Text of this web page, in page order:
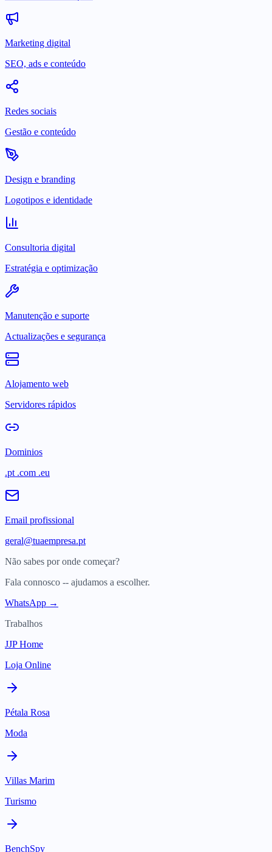
Marketing digital
SEO, ads e conteúdo
Redes sociais
Gestão e conteúdo
Design e branding
Logotipos e identidade
Consultoria digital
Estratégia e optimização
Manutenção e suporte
Actualizações e segurança
Alojamento web
Servidores rápidos
Dominios
.pt .com .eu
Email profissional
geral@tuaempresa.pt
Não sabes por onde começar?
Fala connosco -- ajudamos a escolher.
WhatsApp →
Trabalhos
JJP Home
Loja Online
Pétala Rosa
Moda
Villas Marim
Turismo
BenchSpy